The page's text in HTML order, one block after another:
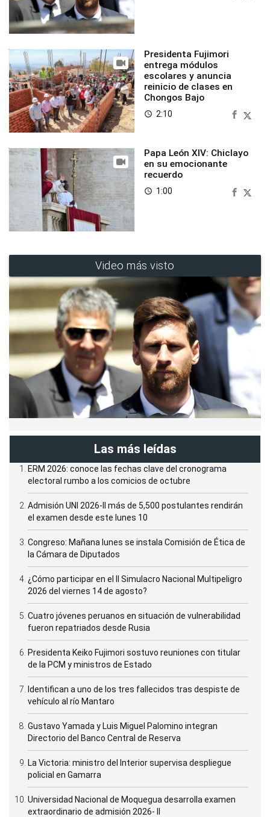
Presidenta Fujimori
entrega módulos
escolares y anuncia
reinicio de clases en
Chongos Bajo
access_time 2:10
Papa León XIV: Chiclayo
en su emocionante
recuerdo
access_time 1:00
Video más visto
Las más leídas
ERM 2026: conoce las fechas clave del cronograma
electoral rumbo a los comicios de octubre
Admisión UNI 2026-II más de 5,500 postulantes rendirán
el examen desde este lunes 10
Congreso: Mañana lunes se instala Comisión de Ética de
la Cámara de Diputados
¿Cómo participar en el II Simulacro Nacional Multipeligro
2026 del viernes 14 de agosto?
Cuatro jóvenes peruanos en situación de vulnerabilidad
fueron repatriados desde Rusia
Presidenta Keiko Fujimori sostuvo reuniones con titular
de la PCM y ministros de Estado
Identifican a uno de los tres fallecidos tras despiste de
vehículo al río Mantaro
Gustavo Yamada y Luis Miguel Palomino integran
Directorio del Banco Central de Reserva
La Victoria: ministro del Interior supervisa despliegue
policial en Gamarra
Universidad Nacional de Moquegua desarrolla examen
extraordinario de admisión 2026- II